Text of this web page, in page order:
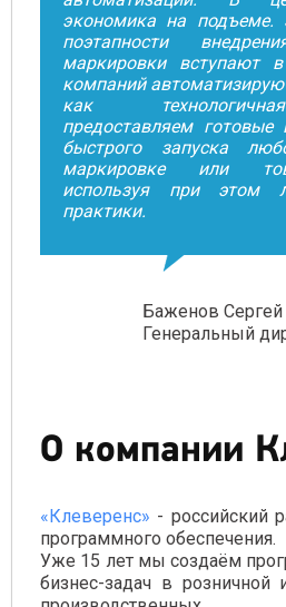
экономика на подъеме.
поэтапности
маркировки вступают
компаний
как
предоставляем готовые
быстрого запуска
маркировке или
используя при этом
практики.
Баженов Сергей
Генеральный
О компании
«Клеверенс» - российский
программного обеспечения.
Уже 15 лет мы создаём
бизнес-задач в розничной